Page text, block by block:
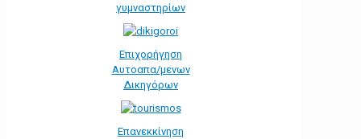
γυμναστηρίων
Επιχορήγηση
Αυτοαπα/μενων
Δικηγόρων
Επανεκκίνηση